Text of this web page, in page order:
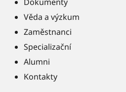
Věda a výzkum
Zaměstnanci
Specializační
Alumni
Kontakty